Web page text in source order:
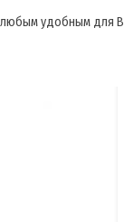
любым удобным для